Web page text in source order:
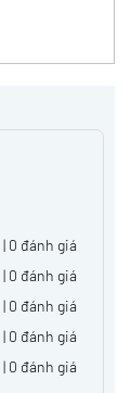
| 0 đánh giá
| 0 đánh giá
| 0 đánh giá
| 0 đánh giá
| 0 đánh giá